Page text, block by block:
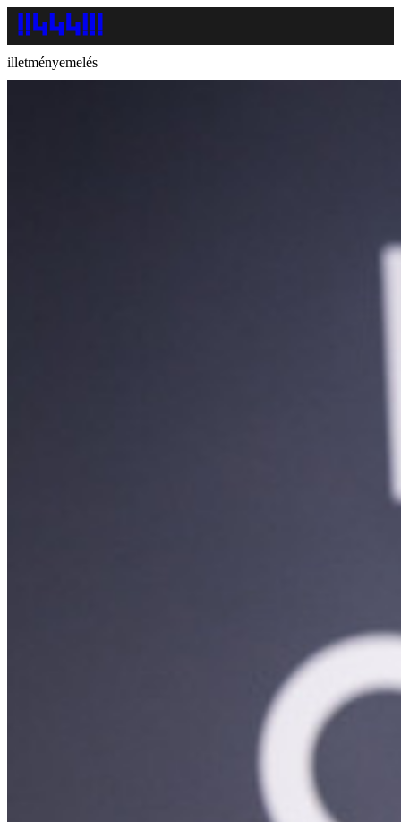
illetményemelés